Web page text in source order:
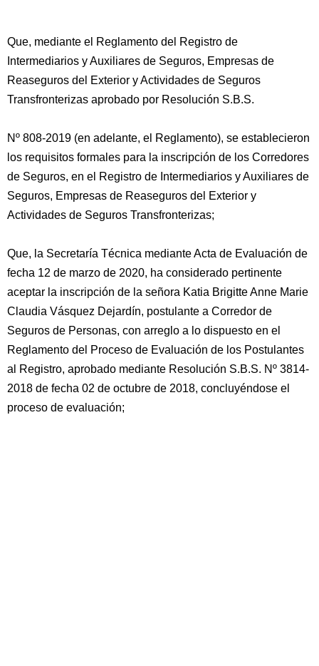
Que, mediante el Reglamento del Registro de
Intermediarios y Auxiliares de Seguros, Empresas de
Reaseguros del Exterior y Actividades de Seguros
Transfronterizas aprobado por Resolución S.B.S.
Nº 808-2019 (en adelante, el Reglamento), se establecieron
los requisitos formales para la inscripción de los Corredores
de Seguros, en el Registro de Intermediarios y Auxiliares de
Seguros, Empresas de Reaseguros del Exterior y
Actividades de Seguros Transfronterizas;
Que, la Secretaría Técnica mediante Acta de Evaluación de
fecha 12 de marzo de 2020, ha considerado pertinente
aceptar la inscripción de la señora Katia Brigitte Anne Marie
Claudia Vásquez Dejardín, postulante a Corredor de
Seguros de Personas, con arreglo a lo dispuesto en el
Reglamento del Proceso de Evaluación de los Postulantes
al Registro, aprobado mediante Resolución S.B.S. Nº 3814-
2018 de fecha 02 de octubre de 2018, concluyéndose el
proceso de evaluación;